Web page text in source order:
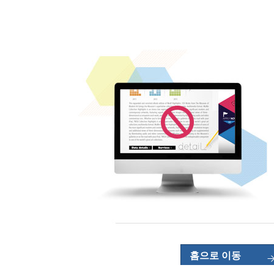
홈으로 이동